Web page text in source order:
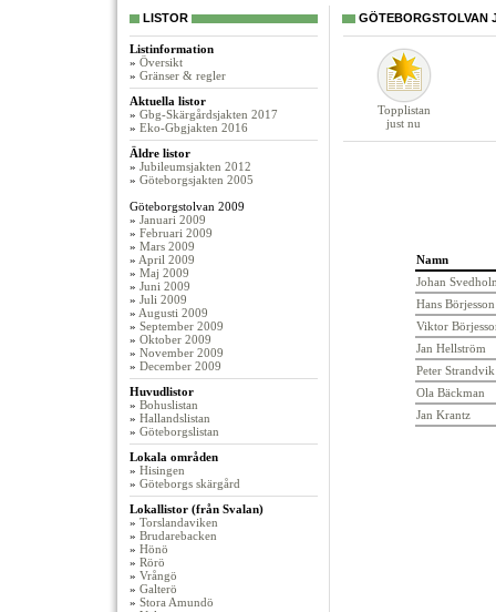
LISTOR
Listinformation
» Översikt
» Gränser & regler
Aktuella listor
» Gbg-Skärgårdsjakten 2017
» Eko-Gbgjakten 2016
Äldre listor
» Jubileumsjakten 2012
» Göteborgsjakten 2005
Göteborgstolvan 2009
» Januari 2009
» Februari 2009
» Mars 2009
» April 2009
» Maj 2009
» Juni 2009
» Juli 2009
» Augusti 2009
» September 2009
» Oktober 2009
» November 2009
» December 2009
Huvudlistor
» Bohuslistan
» Hallandslistan
» Göteborgslistan
Lokala områden
» Hisingen
» Göteborgs skärgård
Lokallistor (från Svalan)
» Torslandaviken
» Brudarebacken
» Hönö
» Rörö
» Vrångö
» Galterö
» Stora Amundö
GÖTEBORGSTOLVAN
Topplistan
just nu
Namn
Johan
Hans Börjesson
Viktor
Jan Hellström
Peter Strandvik
Ola Bäckman
Jan Krantz